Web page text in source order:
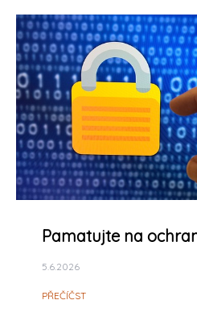
Pamatujte na
5.6.2026
PŘEČÍČST